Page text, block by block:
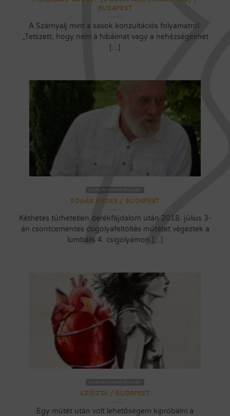
BUDAPEST
A Szárnyalj mint a sasok konzultációs folyamatról:
„Tetszett, hogy nem a hibáimat vagy a nehézségeimet
[...]
CHACRYS KRISTÁLYÁGY
BOGÁR ENDRE / BUDAPEST
Kéthetes tűrhetetlen derékfájdalom után 2018. július 3-
án csontcementes csigolyafeltöltés műtétet végeztek a
lumbális 4. csigolyámon [...]
KRISZTA / BUDAPEST
Egy műtét után volt lehetőségem kipróbálni a